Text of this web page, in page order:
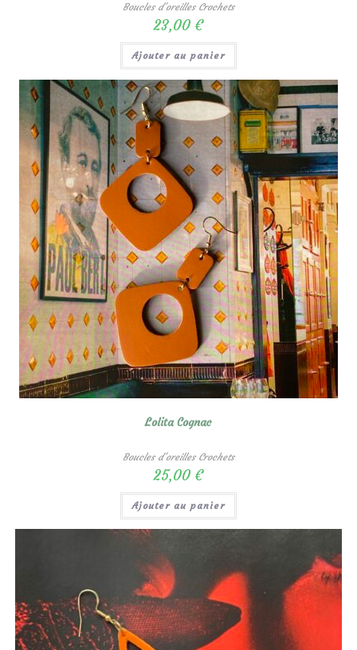
Boucles d'oreilles Crochets
23,00 €
Ajouter au panier
Lolita Cognac
Boucles d'oreilles Crochets
25,00 €
Ajouter au panier